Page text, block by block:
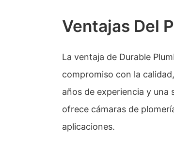
Ventajas Del
La ventaja de Durable
compromiso con la
años de experiencia y una
ofrece cámaras de
aplicaciones.